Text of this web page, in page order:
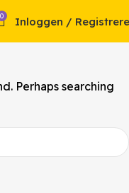
0 Inloggen /
Perhaps searching